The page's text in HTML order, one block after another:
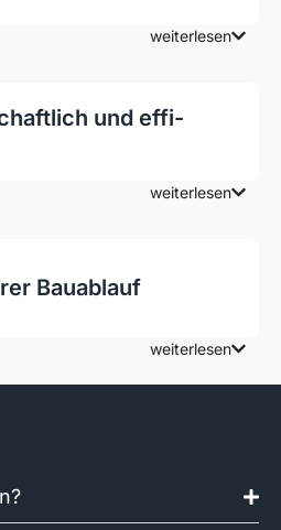
weiterlesen
und effi­
weiterlesen
Bauablauf
weiterlesen